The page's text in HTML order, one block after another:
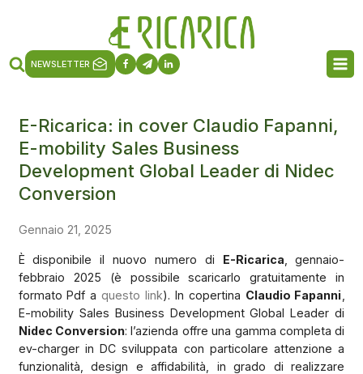
NEWSLETTER
E-Ricarica: in cover Claudio Fapanni,
E-mobility Sales Business
Development Global Leader di Nidec
Conversion
Gennaio 21, 2025
È disponibile il nuovo numero di E-Ricarica , gennaio-
febbraio 2025 (è possibile scaricarlo gratuitamente in
formato Pdf a questo link). In copertina Claudio Fapanni
E-mobility Sales Business Development Global Leader di
Nidec Conversion: l’azienda offre una gamma completa di
ev-charger in DC sviluppata con particolare attenzione a
funzionalità, design e affidabilità, in grado di realizzare